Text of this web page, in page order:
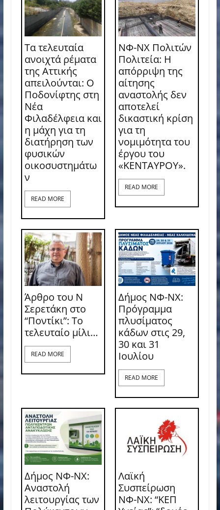
Τα τελευταία
ανοιχτά ρέματα
της Αττικής
απειλούνται: Ο
Ποδονίφτης στη
Νέα
Φιλαδέλφεια και
η μάχη για τη
διατήρηση των
φυσικών
οικοσυστημάτω
ν
READ MORE
ΝΦ-ΝΧ Πολιτών
Πολιτεία: Η
απόρριψη της
αίτησης
αναστολής δεν
αποτελεί
δικαστική κρίση
για τη
νομιμότητα του
έργου του
«ΚΕΝΤΑΥΡΟΥ».
READ MORE
Άρθρο του Ν
Σερετάκη στο
“Ποντίκι”: Το
τελευταίο μίλι…
READ MORE
Δήμος ΝΦ-ΝΧ:
Πρόγραμμα
πλυσίματος
κάδων στις 29,
30 και 31
Ιουλίου
READ MORE
Δήμος ΝΦ-ΝΧ:
Αναστολή
λειτουργίας των
Λαϊκή
Συσπείρωση
ΝΦ-ΝΧ: “ΚΕΠ